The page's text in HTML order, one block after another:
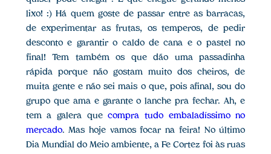
lixo! :) Há quem goste de passar entre as barracas,
de experimentar as frutas, os temperos, de pedir
desconto e garantir o caldo de cana e o pastel no
final! Tem também os que dão uma passadinha
rápida porque não gostam muito dos cheiros, de
muita gente e não sei mais o que, pois afinal, sou do
grupo que ama e garante o lanche pra fechar. Ah, e
tem a galera quecompra tudo embaladíssimo no
mercado. Mas hoje vamos focar na feira! No último
Dia Mundial do Meio ambiente, a Fe Cortez foi às ruas